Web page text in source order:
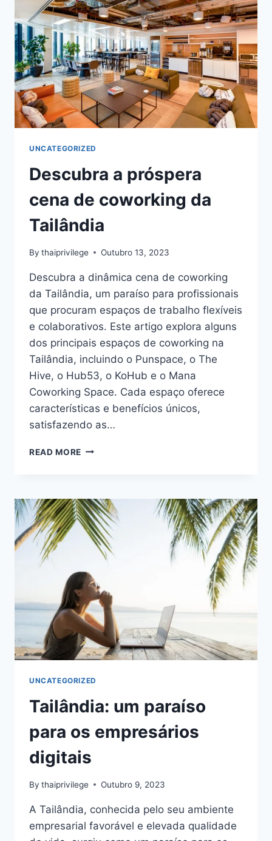
TAILANDESES
PARA
NÓMADAS
DIGITAIS
UNCATEGORIZED
Descubra a próspera
cena de coworking da
Tailândia
By thaiprivilege Outubro 13, 2023
Descubra a dinâmica cena de coworking
da Tailândia, um paraíso para profissionais
que procuram espaços de trabalho flexíveis
e colaborativos. Este artigo explora alguns
dos principais espaços de coworking na
Tailândia, incluindo o Punspace, o The
Hive, o Hub53, o KoHub e o Mana
Coworking Space. Cada espaço oferece
características e benefícios únicos,
satisfazendo as…
READ MORE DESCUBRA
DE
COWORKING
DA
TAILÂNDIA
UNCATEGORIZED
Tailândia: um paraíso
para os empresários
digitais
By thaiprivilege Outubro 9, 2023
A Tailândia, conhecida pelo seu ambiente
empresarial favorável e elevada qualidade